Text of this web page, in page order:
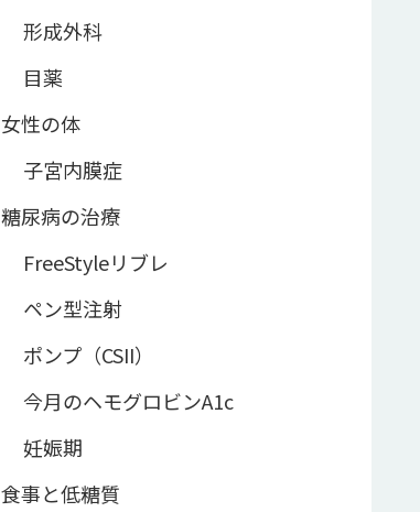
形成外科
目薬
女性の体
子宮内膜症
糖尿病の治療
FreeStyleリブレ
ペン型注射
ポンプ（CSII）
今月のヘモグロビンA1c
妊娠期
食事と低糖質